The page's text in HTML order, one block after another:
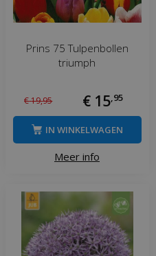
Prins 75 Tulpenbollen
triumph
€19,95 € 15 95
Meer info
IN WINKELWAGEN